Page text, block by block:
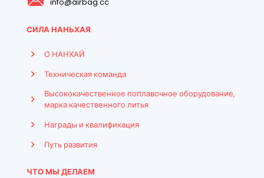
СИЛА НАНЬХАЯ
О НАНХАЙ
Техническая команда
Высококачественное поплавочное оборудование,
марка качественного литья
Награды и квалификация
Путь развития
ЧТО МЫ ДЕЛАЕМ